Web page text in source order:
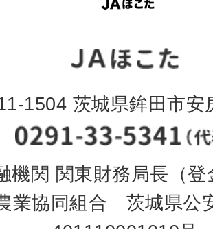
1504 茨城県鉾田市安
機関 関東財務局長（登
業協同組合 茨城県